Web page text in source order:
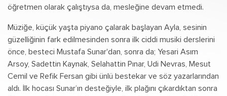
öğretmen olarak çalıştıysa da, mesleğine devam etmedi.
Müziğe, küçük yaşta piyano çalarak başlayan Ayla, sesinin
güzelliğinin fark edilmesinden sonra ilk ciddi musiki derslerini
önce, besteci Mustafa Sunar'dan, sonra da; Yesari Asım
Arsoy, Sadettin Kaynak, Selahattin Pınar, Udi Nevras, Mesut
Cemil ve Refik Fersan gibi ünlü bestekar ve söz yazarlarından
aldı. İlk hocası Sunar’ın desteğiyle, ilk plağını çıkardıktan sonra